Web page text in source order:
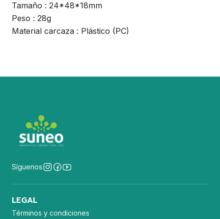
Tamaño : 24*48*18mm
Peso : 28g
Material carcaza : Plástico (PC)
Síguenos
LEGAL
Términos y condiciones